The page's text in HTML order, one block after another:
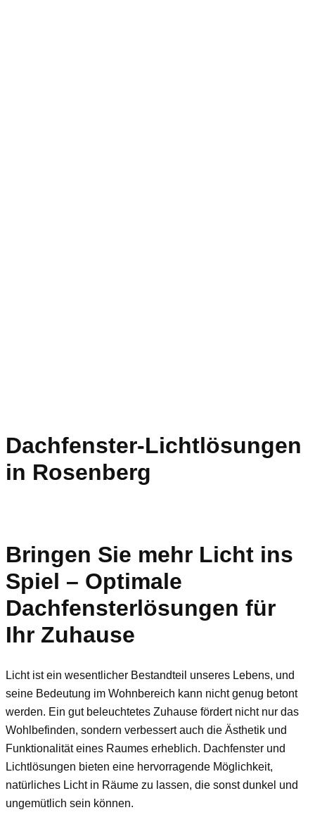
Dachfenster-Lichtlösungen
in Rosenberg
Bringen Sie mehr Licht ins
Spiel – Optimale
Dachfensterlösungen für
Ihr Zuhause
Licht ist ein wesentlicher Bestandteil unseres Lebens, und
seine Bedeutung im Wohnbereich kann nicht genug betont
werden. Ein gut beleuchtetes Zuhause fördert nicht nur das
Wohlbefinden, sondern verbessert auch die Ästhetik und
Funktionalität eines Raumes erheblich. Dachfenster und
Lichtlösungen bieten eine hervorragende Möglichkeit,
natürliches Licht in Räume zu lassen, die sonst dunkel und
ungemütlich sein können.